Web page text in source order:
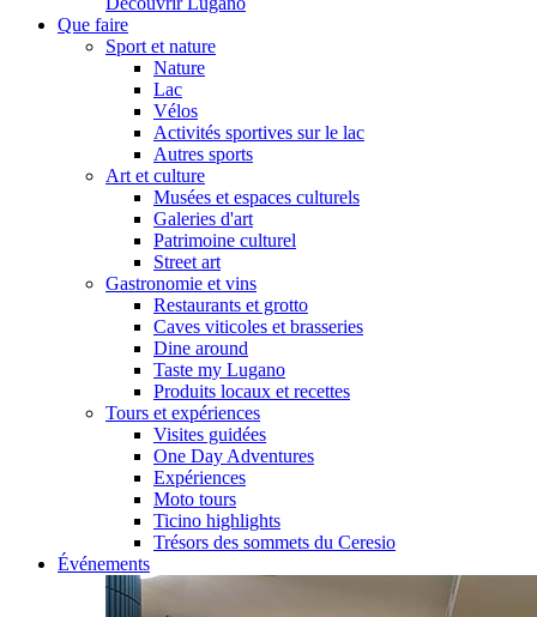
Que faire
Sport et nature
Nature
Lac
Vélos
Activités sportives sur le lac
Autres sports
Art et culture
Musées et espaces culturels
Galeries d'art
Patrimoine culturel
Street art
Gastronomie et vins
Restaurants et grotto
Caves viticoles et brasseries
Dine around
Taste my Lugano
Produits locaux et recettes
Tours et expériences
Visites guidées
One Day Adventures
Expériences
Moto tours
Ticino highlights
Trésors des sommets du Ceresio
Événements